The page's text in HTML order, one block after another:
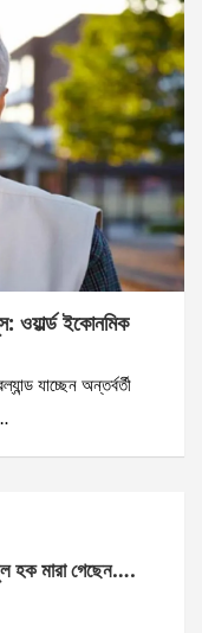
ওয়ার্ল্ড ইকোনমিক
যাচ্ছেন অন্তর্বর্তী
হক মারা গেছেন….